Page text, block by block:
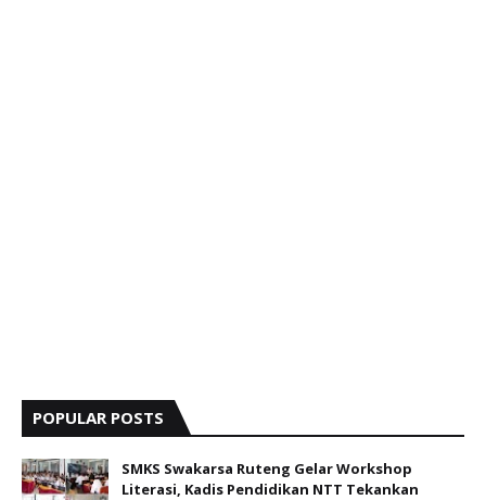
POPULAR POSTS
SMKS Swakarsa Ruteng Gelar Workshop
Literasi, Kadis Pendidikan NTT Tekankan